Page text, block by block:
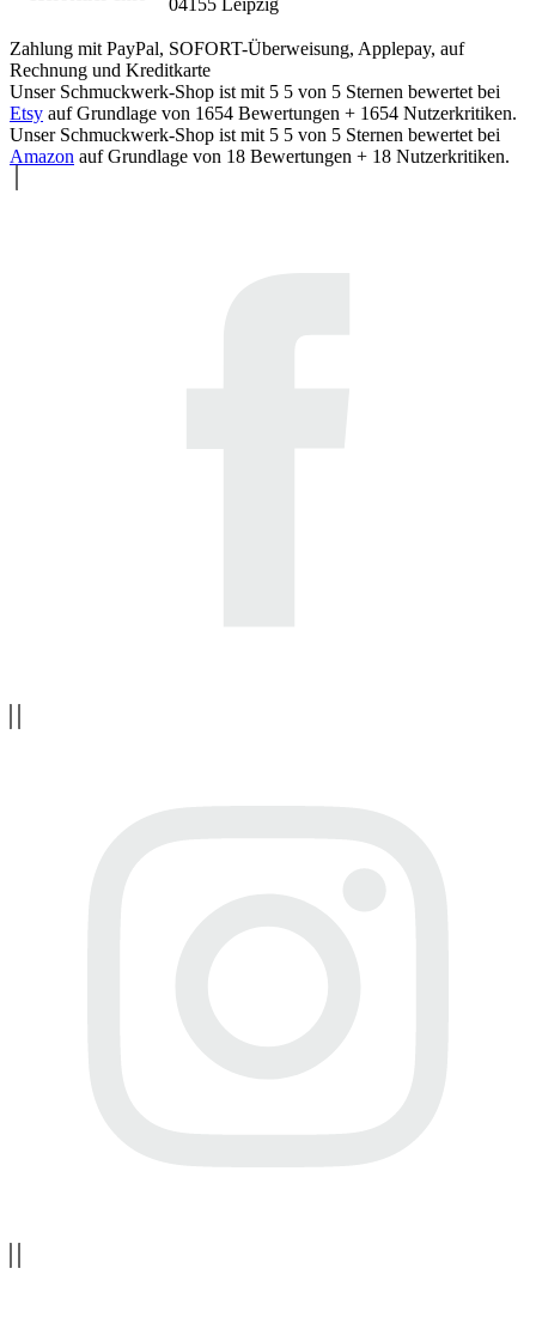
Zahlung mit PayPal, SOFORT-Überweisung, Applepay, auf
Rechnung und Kreditkarte
Unser Schmuckwerk-Shop ist mit 5 5 von 5 Sternen bewertet bei
Etsy auf Grundlage von 1654 Bewertungen + 1654 Nutzerkritiken.
Unser Schmuckwerk-Shop ist mit 5 5 von 5 Sternen bewertet bei
Amazon auf Grundlage von 18 Bewertungen + 18 Nutzerkritiken.